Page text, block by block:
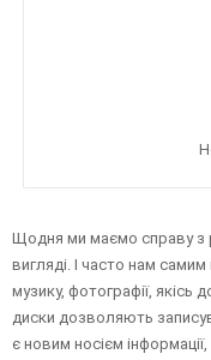
Щодня ми маємо справу з
вигляді. І часто нам
музику, фотографії, якісь
диски дозволяють
є новим носієм